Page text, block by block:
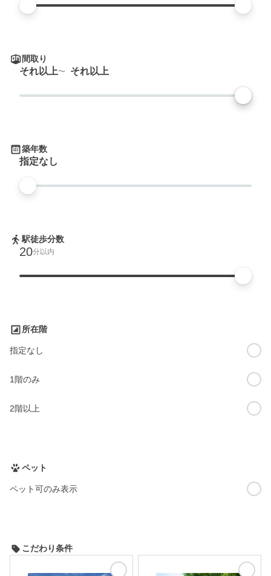
間取り
それ以上 それ以上
築年数
指定なし
駅徒歩分数
20分以内
所在階
指定なし
1階のみ
2階以上
ペット
ペット可のみ表示
こだわり条件